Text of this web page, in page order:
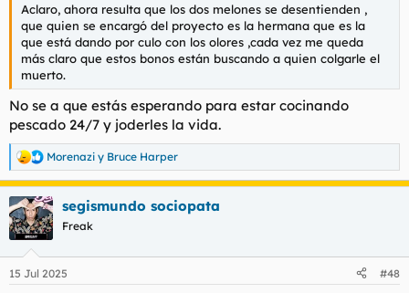
Aclaro, ahora resulta que los dos melones se desentienden ,
que quien se encargó del proyecto es la hermana que es la
que está dando por culo con los olores ,cada vez me queda
más claro que estos bonos están buscando a quien colgarle el
muerto.
No se a que estás esperando para estar cocinando
pescado 24/7 y joderles la vida.
R
e
a
c
c
i
e
Morenazi y Bruce Harper
segismundo sociopata
Freak
15 Jul 2025 #48